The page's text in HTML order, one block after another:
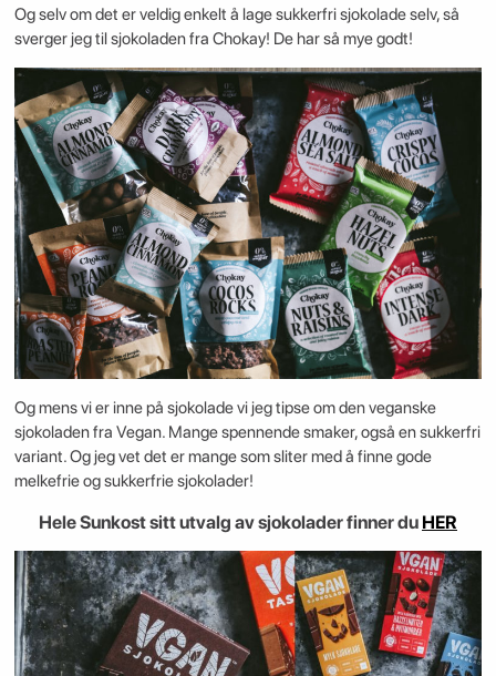
Og selv om det er veldig enkelt å lage sukkerfri sjokolade selv, så
sverger jeg til sjokoladen fra Chokay! De har så mye godt!
Og mens vi er inne på sjokolade vi jeg tipse om den veganske
sjokoladen fra Vegan. Mange spennende smaker, også en sukkerfri
variant. Og jeg vet det er mange som sliter med å finne gode
melkefrie og sukkerfrie sjokolader!
Hele Sunkost sitt utvalg av sjokolader finner du HER